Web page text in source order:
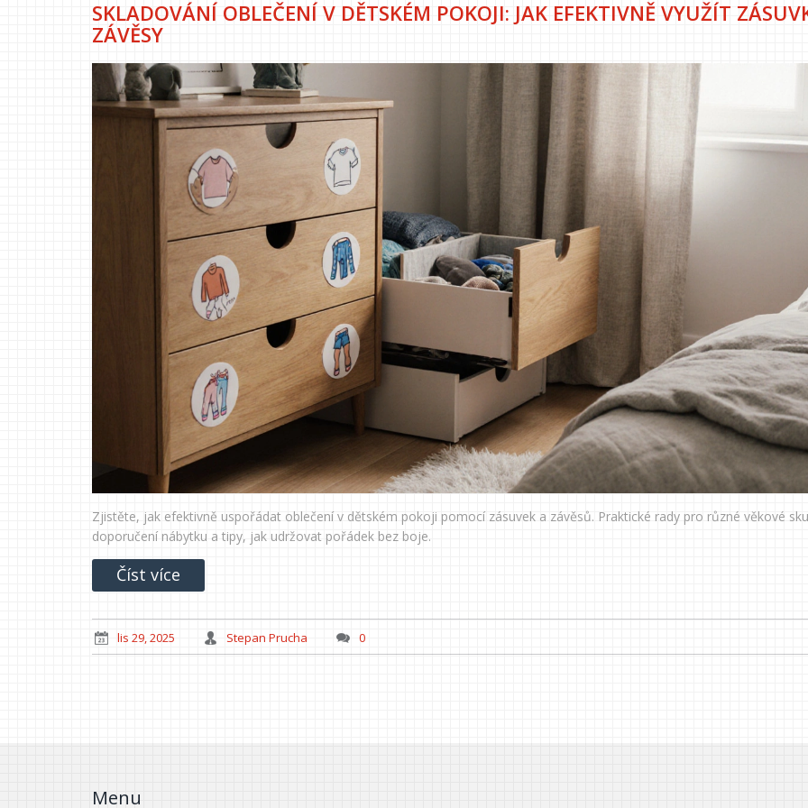
SKLADOVÁNÍ OBLEČENÍ V DĚTSKÉM POKOJI: JAK EFEKTIVNĚ VYUŽÍT
ZÁVĚSY
Zjistěte, jak efektivně uspořádat oblečení v dětském pokoji pomocí zásuvek a závěsů. Praktické rady pro různé věkové
doporučení nábytku a tipy, jak udržovat pořádek bez boje.
Číst více
lis 29, 2025 Stepan Prucha 0
Menu